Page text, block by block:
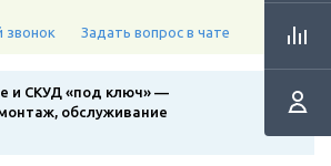
звонок
Задать вопрос в чате
и СКУД «под ключ» —
обслуживание